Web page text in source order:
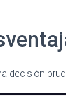
decisión